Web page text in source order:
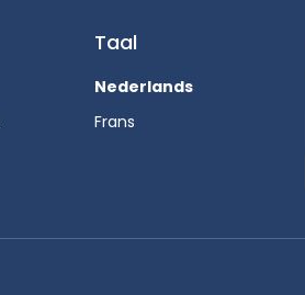
Taal
Nederlands
Frans